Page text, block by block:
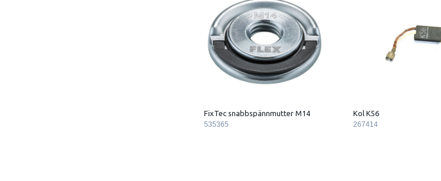
FixTec snabbspännmutter M14
535365
Kol K56
267414